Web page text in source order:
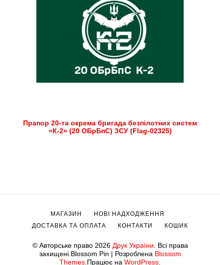
Прапор 20-та окрема бригада безпілотних систем
«К-2» (20 ОБрБпС) ЗСУ (Flag-02325)
© Авторське право 2026 Друк України . Всі права
захищені. Blossom Pin | Розроблена Blossom
Themes .Працює на WordPress
МАГАЗИН
НОВІ НАДХОДЖЕННЯ
ДОСТАВКА ТА ОПЛАТА
КОНТАКТИ КОШИК